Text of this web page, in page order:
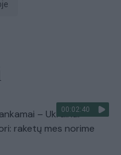
00:02:40
– Ukrainai
raketų mes norime